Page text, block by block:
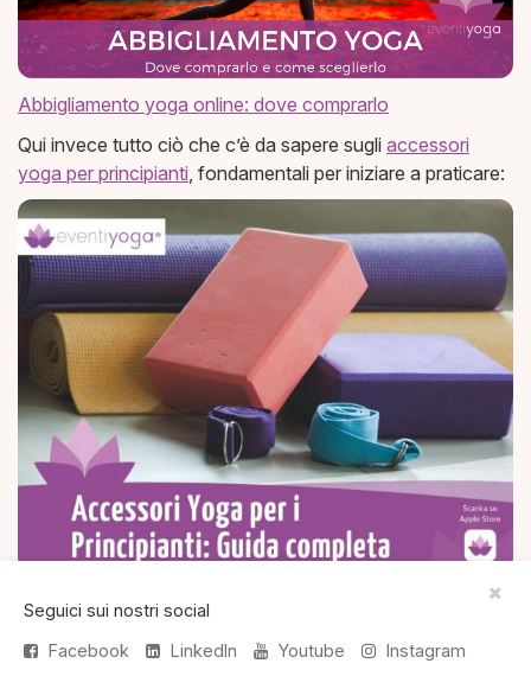
Abbigliamento yoga online: dove comprarlo
Qui invece tutto ciò che c’è da sapere sugli accessori
yoga per principianti, fondamentali per iniziare a praticare:
Seguici sui nostri social
Facebook
LinkedIn Youtube Instagram